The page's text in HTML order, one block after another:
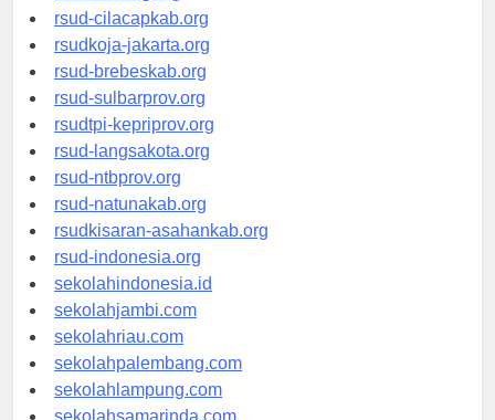
rsud-sintang.org
rsud-cilacapkab.org
rsudkoja-jakarta.org
rsud-brebeskab.org
rsud-sulbarprov.org
rsudtpi-kepriprov.org
rsud-langsakota.org
rsud-ntbprov.org
rsud-natunakab.org
rsudkisaran-asahankab.org
rsud-indonesia.org
sekolahindonesia.id
sekolahjambi.com
sekolahriau.com
sekolahpalembang.com
sekolahlampung.com